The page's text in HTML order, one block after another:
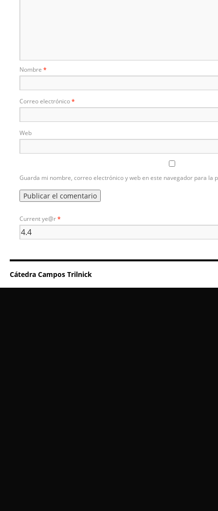
Nombre *
Correo electrónico*
Web
Guarda mi nombre, correo electrónico y web en este navegador para la
Current ye@r*
Cátedra Campos Trilnick